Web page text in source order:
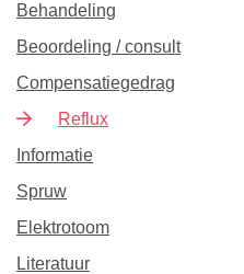
Behandeling
Beoordeling / consult
Compensatiegedrag
Reflux
Informatie
Spruw
Elektrotoom
Literatuur